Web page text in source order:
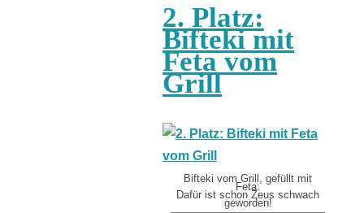
2. Platz:
Bifteki mit
Feta vom
Grill
Bifteki vom Grill, gefüllt mit
Feta:
Dafür ist schon Zeus schwach
geworden!